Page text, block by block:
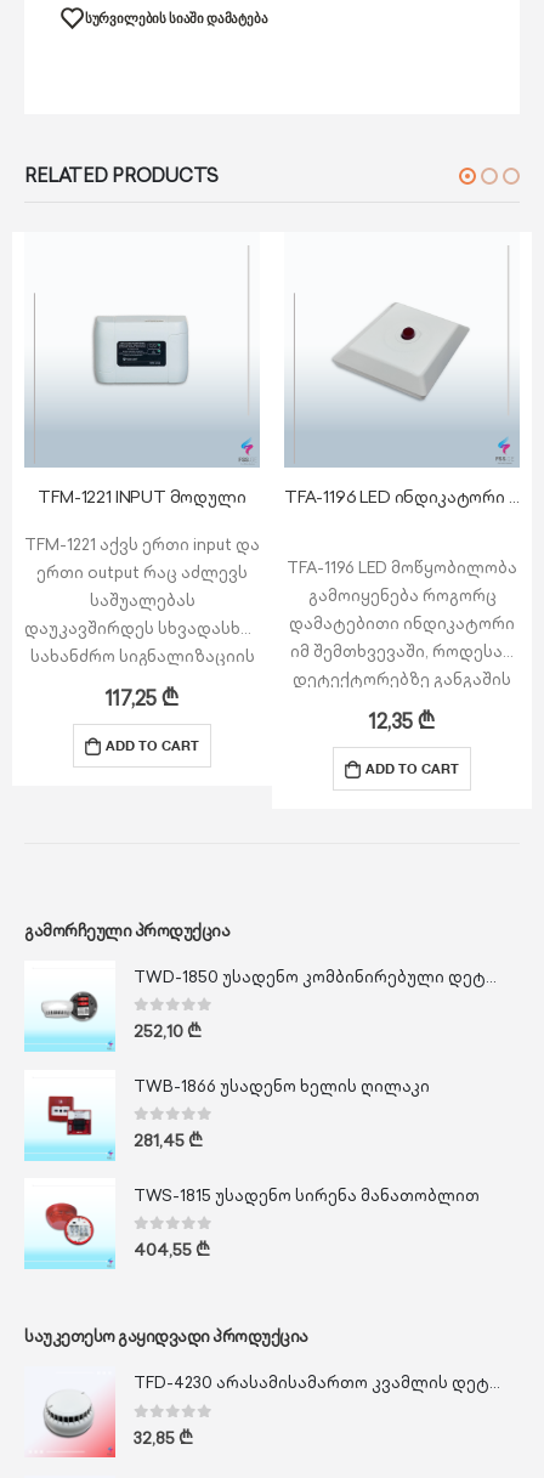
ᲡᲣᲠᲕᲘᲚᲔᲑᲘᲡ ᲡᲘᲐᲨᲘ ᲓᲐᲛᲐᲢᲔᲑᲐ
RELATED PRODUCTS
TFM-1221 INPUT მოდული
TFM-1221 აქვს ერთი input და
ერთი output რაც აძლევს
საშუალებას
დაუკავშირდეს სხვადასხვა
სახანძრო სიგნალიზაციის
სისემის
მოწყობილობებსაქვს
დამატებული იზოლატორი
მოკლე შერთვისგან
117,25₾
ADD TO CART
TFA-1196 LED ინდიკატორი მისამართული დეტექტორებისთვის
TFA-1196 LED მოწყობილობა
გამოიყენება როგორც
დამატებითი ინდიკატორი
იმ შემთხვევაში, როდესაც
დეტექტორებზე განგაშის
LED-ები არ ჩანს მაღალ
ჭერის, ჭერის ფორმის,
შეზღუდული წვდომის
ოთახების და ა.შ.
12,35₾
ADD TO CART
ᲒᲐᲛᲝᲠᲩᲔᲣᲚᲘ ᲞᲠᲝᲓᲣᲥᲪᲘᲐ
TWD-1850 უსადენო კომბინირებული დეტექტორი
0out of 5
252,10₾
TWB-1866 უსადენო ხელის ღილაკი
0out of 5
281,45₾
TWS-1815 უსადენო სირენა მანათობლით
0 out of 5
404,55₾
ᲡᲐᲣᲙᲔᲗᲔᲡᲝ ᲒᲐᲧᲘᲓᲕᲐᲓᲘ ᲞᲠᲝᲓᲣᲥᲪᲘᲐ
TFD-4230 არასამისამართო კვამლის დეტექტორი
0out of 5
32,85₾